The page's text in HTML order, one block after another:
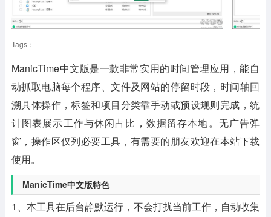
Tags：
ManicTime中文版是一款非常实用的时间管理应用，能自
动抓取电脑每个程序、文件及网站的停留时段，时间轴回
溯具体操作，标签和项目分类靠手动或预设规则完成，统
计图表展示工作与休闲占比，数据留存本地。无广告弹
窗，操作区仅列必要工具，有需要的朋友欢迎在本站下载
使用。
ManicTime中文版特色
1、本工具在后台静默运行，不会打扰当前工作，自动收集